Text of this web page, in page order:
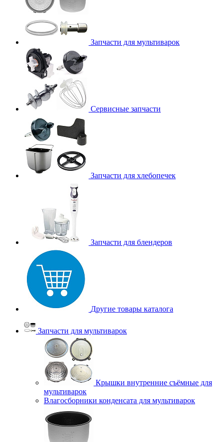
Запчасти для мультиварок
Сервисные запчасти
Запчасти для хлебопечек
Запчасти для блендеров
Другие товары каталога
Запчасти для мультиварок
Крышки внутренние съёмные для
мультиварок
Влагосборники конденсата для мультиварок